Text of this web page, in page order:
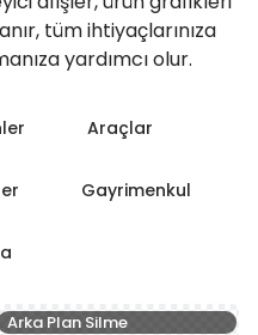
tüm ihtiyaçlarınıza
yardımcı olur.
Araçlar
Gayrimenkul
Arka Plan Silme